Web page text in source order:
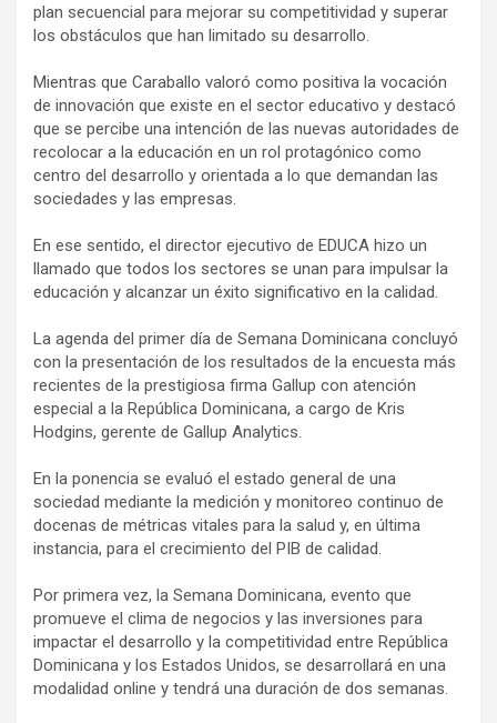
plan secuencial para mejorar su competitividad y superar
los obstáculos que han limitado su desarrollo.
Mientras que Caraballo valoró como positiva la vocación
de innovación que existe en el sector educativo y destacó
que se percibe una intención de las nuevas autoridades de
recolocar a la educación en un rol protagónico como
centro del desarrollo y orientada a lo que demandan las
sociedades y las empresas.
En ese sentido, el director ejecutivo de EDUCA hizo un
llamado que todos los sectores se unan para impulsar la
educación y alcanzar un éxito significativo en la calidad.
La agenda del primer día de Semana Dominicana concluyó
con la presentación de los resultados de la encuesta más
recientes de la prestigiosa firma Gallup con atención
especial a la República Dominicana, a cargo de Kris
Hodgins, gerente de Gallup Analytics.
En la ponencia se evaluó el estado general de una
sociedad mediante la medición y monitoreo continuo de
docenas de métricas vitales para la salud y, en última
instancia, para el crecimiento del PIB de calidad.
Por primera vez, la Semana Dominicana, evento que
promueve el clima de negocios y las inversiones para
impactar el desarrollo y la competitividad entre República
Dominicana y los Estados Unidos, se desarrollará en una
modalidad online y tendrá una duración de dos semanas.